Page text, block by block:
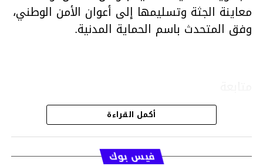
معاينة الجثة وتسليمها إلى أعوان الأمن الوطني،
وفق المتحدث باسم الحماية المدنية.
قسم الاخبار
أكمل القراءة
فيس بوك